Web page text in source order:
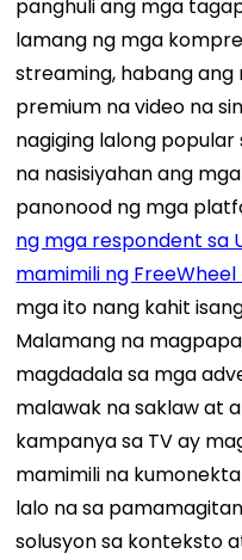
panghuli ang mga
lamang ng mga
streaming, habang
premium na video na
nagiging lalong
na nasisiyahan ang
panonood ng mga
ng mga respondent sa
mamimili ng FreeWheel
mga ito nang kahit
Malamang na
magdadala sa mga
malawak na saklaw at
kampanya sa TV ay
mamimili na
lalo na sa
solusyon sa konteksto